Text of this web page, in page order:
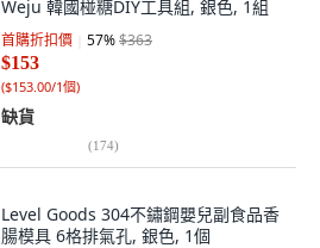
Weju 韓國椪糖DIY工具組, 銀色, 1組
首購折扣價 57%$363
$153
($153.00/1個)
缺貨
(174)
Level Goods 304不鏽鋼嬰兒副食品香
腸模具 6格排氣孔, 銀色, 1個